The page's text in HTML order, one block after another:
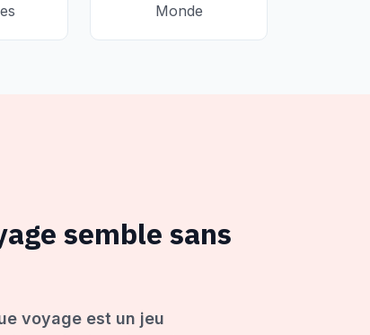
Monde
semble sans
voyage est un jeu